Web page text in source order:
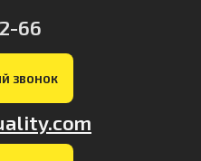
66
ЗВОНОК